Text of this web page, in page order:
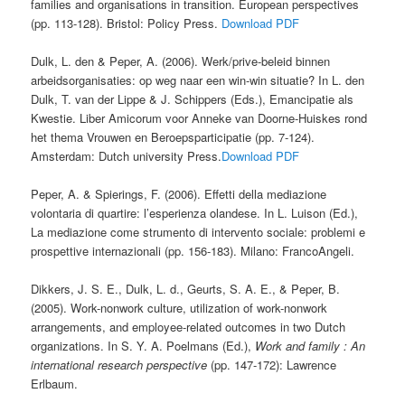
families and organisations in transition. European perspectives
(pp. 113-128). Bristol: Policy Press. Download PDF
Dulk, L. den & Peper, A. (2006). Werk/prive-beleid binnen
arbeidsorganisaties: op weg naar een win-win situatie? In L. den
Dulk, T. van der Lippe & J. Schippers (Eds.), Emancipatie als
Kwestie. Liber Amicorum voor Anneke van Doorne-Huiskes rond
het thema Vrouwen en Beroepsparticipatie (pp. 7-124).
Amsterdam: Dutch university Press.Download PDF
Peper, A. & Spierings, F. (2006). Effetti della mediazione
volontaria di quartire: l’esperienza olandese. In L. Luison (Ed.),
La mediazione come strumento di intervento sociale: problemi e
prospettive internazionali (pp. 156-183). Milano: FrancoAngeli.
Dikkers, J. S. E., Dulk, L. d., Geurts, S. A. E., & Peper, B.
(2005). Work-nonwork culture, utilization of work-nonwork
arrangements, and employee-related outcomes in two Dutch
organizations. In S. Y. A. Poelmans (Ed.), Work and family : An
international research perspective (pp. 147-172): Lawrence
Erlbaum.